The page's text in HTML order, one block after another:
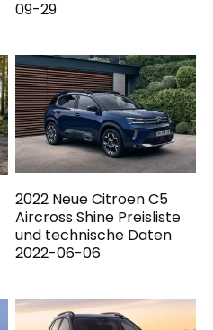
09-29
2022 Neue Citroen C5
Aircross Shine Preisliste
und technische Daten
2022-06-06